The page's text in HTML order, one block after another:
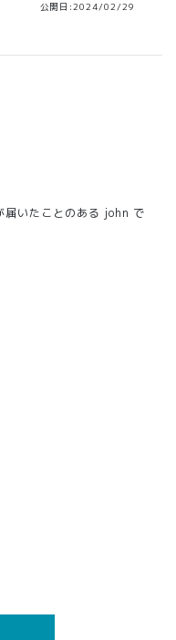
公開日:2024/02/29
届いたことのある john で